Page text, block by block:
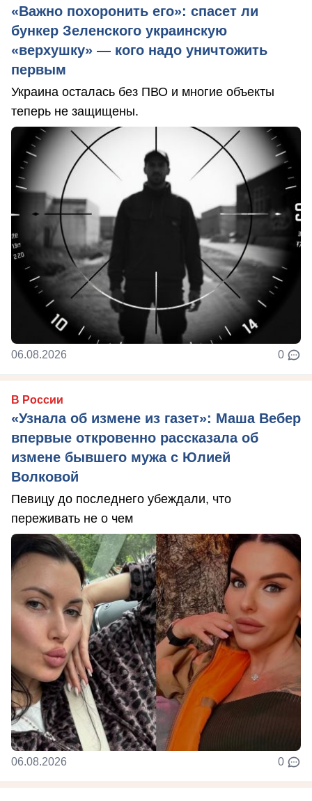
«Важно похоронить его»: спасет ли
бункер Зеленского украинскую
«верхушку» — кого надо уничтожить
первым
Украина осталась без ПВО и многие объекты
теперь не защищены.
06.08.2026 0
В России
«Узнала об измене из газет»: Маша Вебер
впервые откровенно рассказала об
измене бывшего мужа с Юлией
Волковой
Певицу до последнего убеждали, что
переживать не о чем
06.08.2026 0